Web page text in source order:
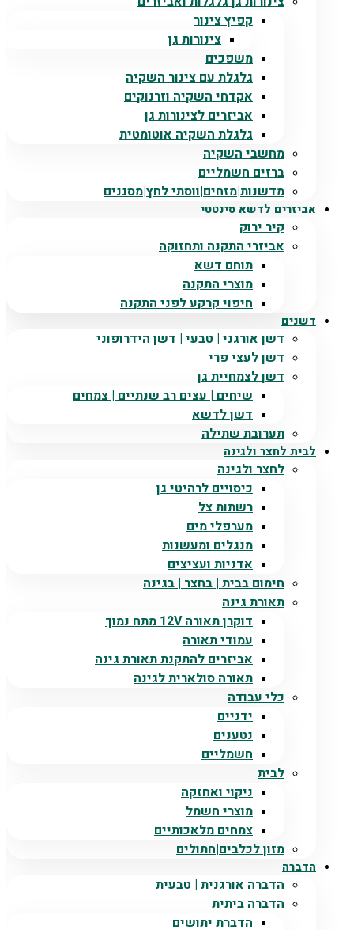
קפיץ צינור
צינורות גן
משפכים
גלגלת עם צינור השקיה
אקדחי השקיה וזרנוקים
אביזרים לצינורות גן
גלגלת השקיה אוטומטית
מחשבי השקיה
ברזים חשמליים
מדשנות|מזחים|ווסתי לחץ|מסננים
אביזרים לדשא סינטטי
קיר ירוק
אביזרי התקנה ותחזוקה
תוחם דשא
מוצרי התקנה
חיפוי קרקע לפני התקנה
דשנים
דשן אורגני | טבעי | דשן הידרופוני
דשן לעצי פרי
דשן לצמחיית גן
שיחים | עצים רב שנתיים | צמחים
דשן לדשא
תערובת שתילה
לבית לחצר ולגינה
לחצר ולגינה
כיסויים לרהיטי גן
רשתות צל
מערפלי מים
מנגלים ומעשנות
אדניות ועציצים
חימום בבית | בחצר | בגינה
תאורת גינה
דוקרן תאורה 12V מתח נמוך
עמודי תאורה
אביזרים להתקנת תאורת גינה
תאורה סולארית לגינה
כלי עבודה
ידניים
נטענים
חשמליים
לבית
ניקוי ואחזקה
מוצרי חשמל
צמחים מלאכותיים
מזון לכלבים|חתולים
הדברה
הדברה אורגנית | טבעית
הדברה ביתית
הדברת יתושים